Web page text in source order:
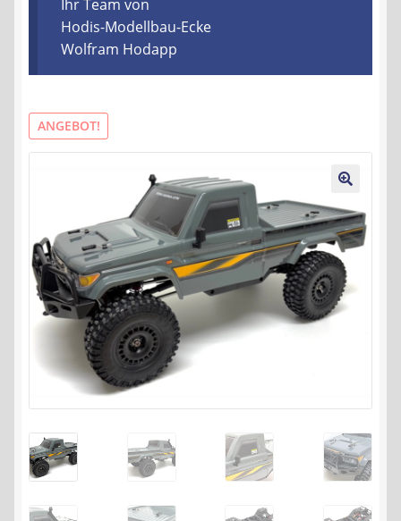
Vereine & Foren
Kontakt
AGB
Datenschutzerklärung
Impressum
Ihr Team von
Hodis-Modellbau-Ecke
Wolfram Hodapp
ANGEBOT!
🔍